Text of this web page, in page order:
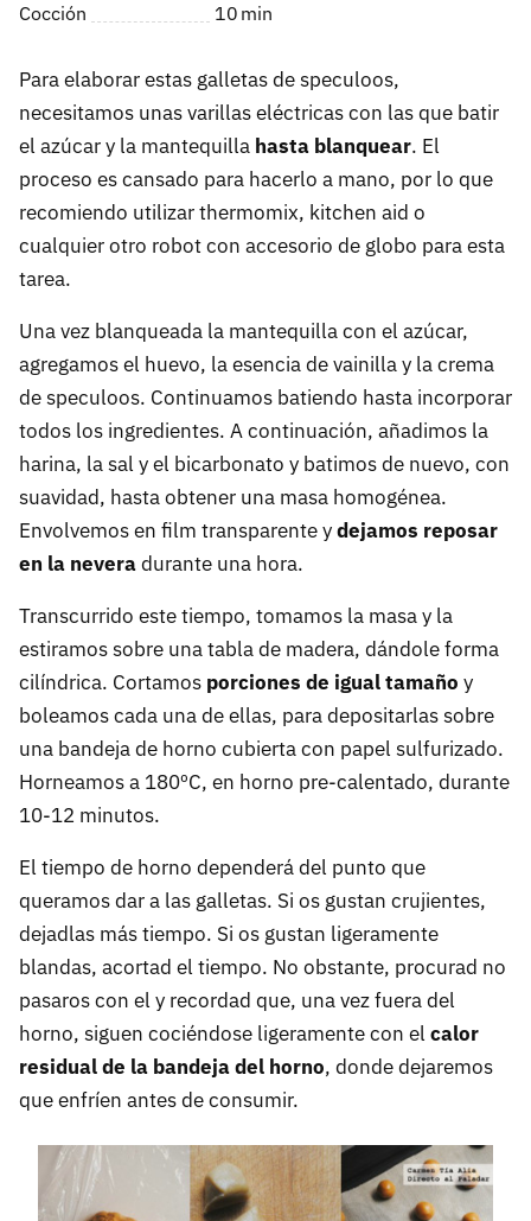
Cocción
10 min
Para elaborar estas galletas de speculoos,
necesitamos unas varillas eléctricas con las que batir
el azúcar y la mantequilla hasta blanquear. El
proceso es cansado para hacerlo a mano, por lo que
recomiendo utilizar thermomix, kitchen aid o
cualquier otro robot con accesorio de globo para esta
tarea.
Una vez blanqueada la mantequilla con el azúcar,
agregamos el huevo, la esencia de vainilla y la crema
de speculoos. Continuamos batiendo hasta incorporar
todos los ingredientes. A continuación, añadimos la
harina, la sal y el bicarbonato y batimos de nuevo, con
suavidad, hasta obtener una masa homogénea.
Envolvemos en film transparente ydejamos reposar
en la neveradurante una hora.
Transcurrido este tiempo, tomamos la masa y la
estiramos sobre una tabla de madera, dándole forma
cilíndrica. Cortamos porciones de igual tamaño y
boleamos cada una de ellas, para depositarlas sobre
una bandeja de horno cubierta con papel sulfurizado.
Horneamos a 180ºC, en horno pre-calentado, durante
10-12 minutos.
El tiempo de horno dependerá del punto que
queramos dar a las galletas. Si os gustan crujientes,
dejadlas más tiempo. Si os gustan ligeramente
blandas, acortad el tiempo. No obstante, procurad no
pasaros con el y recordad que, una vez fuera del
horno, siguen cociéndose ligeramente con el calor
residual de la bandeja del horno, donde dejaremos
que enfríen antes de consumir.